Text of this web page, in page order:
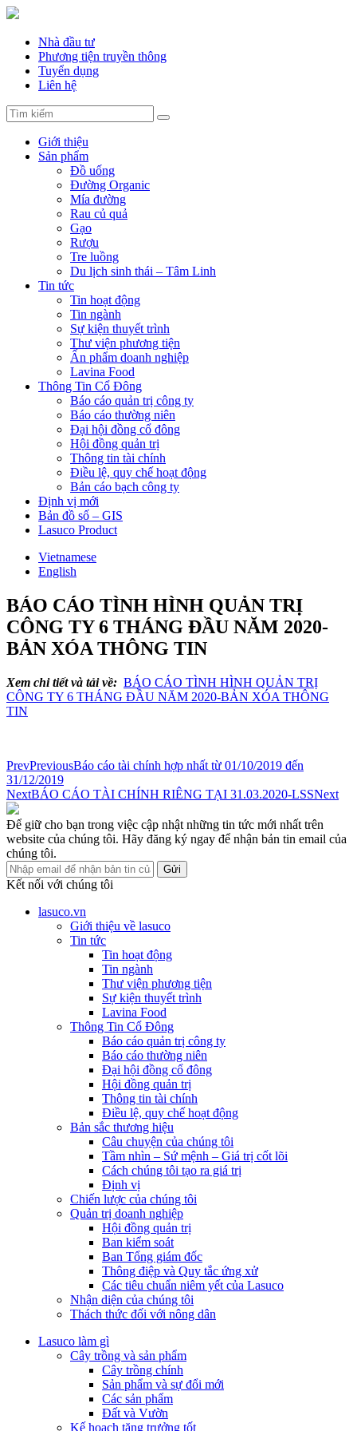
Nhà đầu tư
Phương tiện truyền thông
Tuyển dụng
Liên hệ
Giới thiệu
Sản phẩm
Đồ uống
Đường Organic
Mía đường
Rau củ quả
Gạo
Rượu
Tre luồng
Du lịch sinh thái – Tâm Linh
Tin tức
Tin hoạt động
Tin ngành
Sự kiện thuyết trình
Thư viện phương tiện
Ấn phẩm doanh nghiệp
Lavina Food
Thông Tin Cổ Đông
Báo cáo quản trị công ty
Báo cáo thường niên
Đại hội đồng cổ đông
Hội đồng quản trị
Thông tin tài chính
Điều lệ, quy chế hoạt động
Bản cáo bạch công ty
Định vị mới
Bản đồ số – GIS
Lasuco Product
Vietnamese
English
BÁO CÁO TÌNH HÌNH QUẢN TRỊ
CÔNG TY 6 THÁNG ĐẦU NĂM 2020-
BẢN XÓA THÔNG TIN
Xem chi tiết và tải về: BÁO CÁO TÌNH HÌNH QUẢN TRỊ
CÔNG TY 6 THÁNG ĐẦU NĂM 2020-BẢN XÓA THÔNG
TIN
PrevPreviousBáo cáo tài chính hợp nhất từ 01/10/2019 đến
31/12/2019
NextBÁO CÁO TÀI CHÍNH RIÊNG TẠI 31.03.2020-LSSNext
Để giữ cho bạn trong việc cập nhật những tin tức mới nhất trên
website của chúng tôi. Hãy đăng ký ngay để nhận bản tin email của
chúng tôi.
Gửi
Kết nối với chúng tôi
lasuco.vn
Giới thiệu về lasuco
Tin tức
Tin hoạt động
Tin ngành
Thư viện phương tiện
Sự kiện thuyết trình
Lavina Food
Thông Tin Cổ Đông
Báo cáo quản trị công ty
Báo cáo thường niên
Đại hội đồng cổ đông
Hội đồng quản trị
Thông tin tài chính
Điều lệ, quy chế hoạt động
Bản sắc thương hiệu
Câu chuyện của chúng tôi
Tầm nhìn – Sứ mệnh – Giá trị cốt lõi
Cách chúng tôi tạo ra giá trị
Định vị
Chiến lược của chúng tôi
Quản trị doanh nghiệp
Hội đồng quản trị
Ban kiểm soát
Ban Tổng giám đốc
Thông điệp và Quy tắc ứng xử
Các tiêu chuẩn niêm yết của Lasuco
Nhận diện của chúng tôi
Thách thức đối với nông dân
Lasuco làm gì
Cây trồng và sản phẩm
Cây trồng chính
Sản phẩm và sự đổi mới
Các sản phẩm
Đất và Vườn
Kế hoạch tăng trưởng tốt